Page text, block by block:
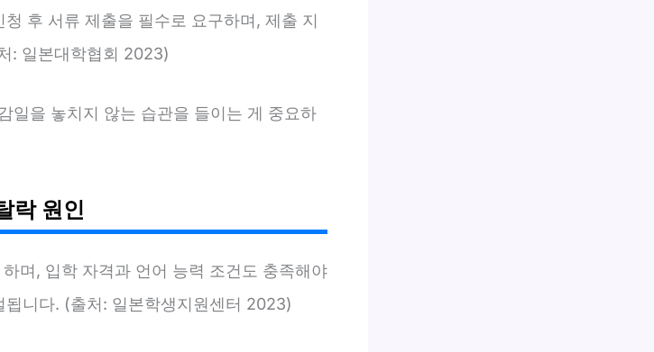
후 서류 제출을 필수로 요구하며, 제출 지
: 일본대학협회 2023)
일을 놓치지 않는 습관을 들이는 게 중요하
락 원인
며, 입학 자격과 언어 능력 조건도 충족해야
니다. (출처: 일본학생지원센터 2023)